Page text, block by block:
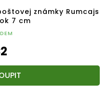
známky Rumcajs
7 cm